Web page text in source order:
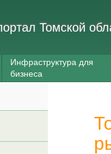
Томской
Инфраструктура для
бизнеса